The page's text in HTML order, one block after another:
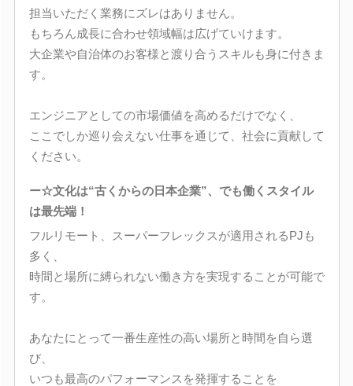
担当いただく業務にズレはありません。
もちろん成長に合わせ領域幅は広げていけます。
大企業や自治体のお客様と渡り合うスキルも身に付きま
す。
エンジニアとしての市場価値を高めるだけでなく、
ここでしか巡り会えない仕事を通じて、社会に貢献して
ください。
ー☆文化は“古くからの日本企業”、でも働くスタイル
は最先端！
フルリモート、スーパーフレックスが適用されるPJも
多く、
時間と場所に縛られない働き方を実現することが可能で
す。
あなたにとって一番生産性の高い場所と時間を自ら選
び、
いつも最高のパフォーマンスを発揮することを